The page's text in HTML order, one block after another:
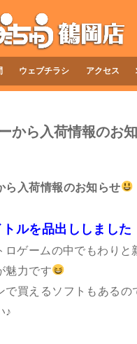
ウェブチラシ アクセス
から入荷情報のお
ら入荷情報のお知らせ
ルを品出ししました
ゲームの中でもわりと
魅力です
で買えるソフトもあるの
♪